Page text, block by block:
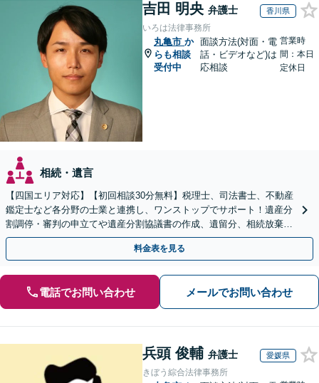
吉田 明央 弁護士 香川県
いろは法律事務所
丸亀市 か
らも相談
受付中
面談方法(対面・電
話・ビデオなど)は
応相談
営業時
間：本日
定休日
相続・遺言
【四国エリア対応】【初回相談30分無料】税理士、司法書士、不動産
鑑定士など各分野の士業と連携し、ワンストップでサポート！遺産分
割調停・審判の申立てや遺産分割協議書の作成、遺留分、相続放棄、
遺言書など幅広いご相談に対応【オンライン面談OK】
料金表を見る
電話でお問い合わせ メールでお問い合わせ
兵頭 俊輔 弁護士 愛媛県
きぼう綜合法律事務所